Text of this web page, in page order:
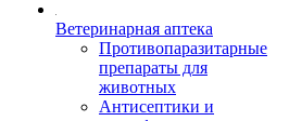
Ветеринарная аптека
Противопаразитарные
препараты для
животных
Антисептики и